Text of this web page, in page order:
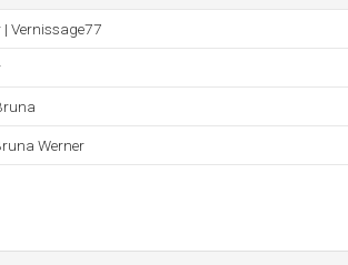
Vernissage77
Werner